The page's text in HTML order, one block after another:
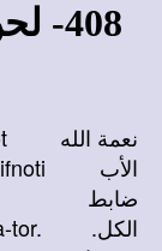
tor.
نعمة الله
الأب
ضابط
الكل.